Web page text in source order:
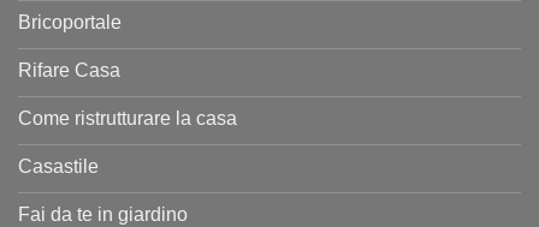
Bricoportale
Rifare Casa
Come ristrutturare la casa
Casastile
Fai da te in giardino